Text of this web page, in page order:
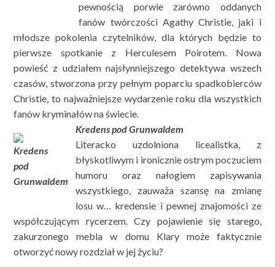
pewnością porwie zarówno oddanych
fanów twórczości Agathy Christie, jaki i
młodsze pokolenia czytelników, dla których będzie to
pierwsze spotkanie z Herculesem Poirotem. Nowa
powieść z udziałem najsłynniejszego detektywa wszech
czasów, stworzona przy pełnym poparciu spadkobierców
Christie, to najważniejsze wydarzenie roku dla wszystkich
fanów kryminałów na świecie.
Kredens pod Grunwaldem
Literacko uzdolniona licealistka, z
błyskotliwym i ironicznie ostrym poczuciem
humoru oraz nałogiem zapisywania
wszystkiego, zauważa szansę na zmianę
losu w… kredensie i pewnej znajomości ze
współczującym rycerzem. Czy pojawienie się starego,
zakurzonego mebla w domu Klary może faktycznie
otworzyć nowy rozdział w jej życiu?